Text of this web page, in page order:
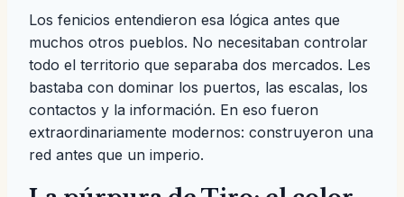
Los fenicios entendieron esa lógica antes que
muchos otros pueblos. No necesitaban controlar
todo el territorio que separaba dos mercados. Les
bastaba con dominar los puertos, las escalas, los
contactos y la información. En eso fueron
extraordinariamente modernos: construyeron una
red antes que un imperio.